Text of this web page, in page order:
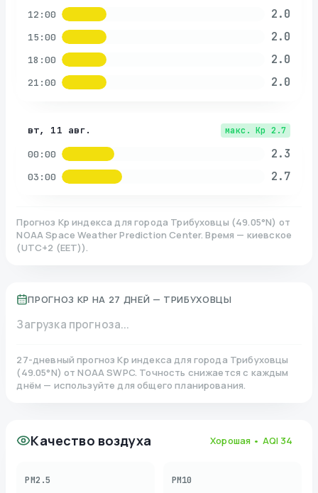
12:00 2.0
15:00 2.0
18:00 2.0
21:00 2.0
вт, 11 авг. макс. Kp 2.7
00:00 2.3
03:00 2.7
Прогноз Kp индекса для города Трибуховцы (49.05°N) от
NOAA Space Weather Prediction Center. Время — киевское
(UTC+2 (EET)).
ПРОГНОЗ KP НА 27 ДНЕЙ — ТРИБУХОВЦЫ
Загрузка прогноза...
27-дневный прогноз Kp индекса для города Трибуховцы
(49.05°N)от NOAA SWPC. Точность снижается с каждым
днём — используйте для общего планирования.
Качество воздуха Хорошая • AQI 34
PM2.5 PM10